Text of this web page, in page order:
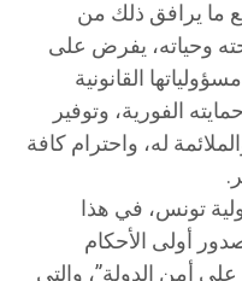
ما يرافق ذلك من
وحياته، يفرض على
القانونية
الفورية، وتوفير
له، واحترام كافة
تونس، في هذا
أولى الأحكام